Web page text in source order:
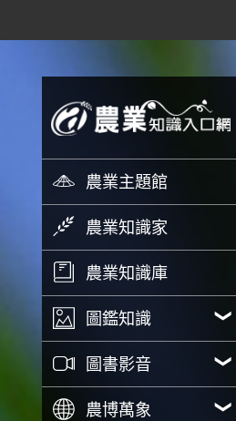
柳丁 - 農業知
農業主題館
農業知識家
農業知識庫
圖鑑知識
圖書影音
農博萬象